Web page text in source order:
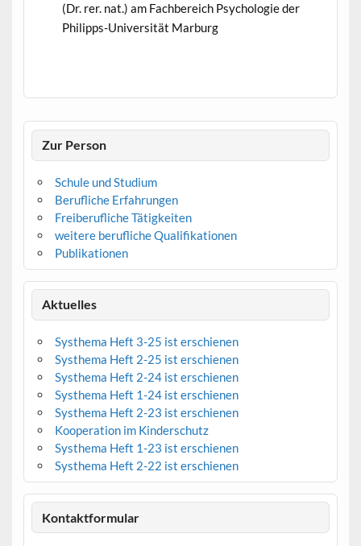
(Dr. rer. nat.) am Fachbereich Psychologie der
Philipps-Universität Marburg
Zur Person
Schule und Studium
Berufliche Erfahrungen
Freiberufliche Tätigkeiten
weitere berufliche Qualifikationen
Publikationen
Aktuelles
Systhema Heft 3-25 ist erschienen
Systhema Heft 2-25 ist erschienen
Systhema Heft 2-24 ist erschienen
Systhema Heft 1-24 ist erschienen
Systhema Heft 2-23 ist erschienen
Kooperation im Kinderschutz
Systhema Heft 1-23 ist erschienen
Systhema Heft 2-22 ist erschienen
Kontaktformular